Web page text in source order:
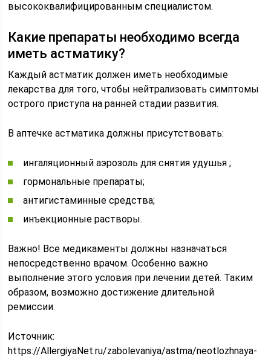
высококвалифицированным специалистом.
Какие препараты необходимо всегда
иметь астматику?
Каждый астматик должен иметь необходимые
лекарства для того, чтобы нейтрализовать симптомы
острого приступа на ранней стадии развития.
В аптечке астматика должны присутствовать:
ингаляционный аэрозоль для снятия удушья ;
гормональные препараты;
антигистаминные средства;
инъекционные растворы.
Важно! Все медикаменты должны назначаться
непосредственно врачом. Особенно важно
выполнение этого условия при лечении детей. Таким
образом, возможно достижение длительной
ремиссии.
Источник:
https://AllergiyaNet.ru/zabolevaniya/astma/neotlozhnaya-